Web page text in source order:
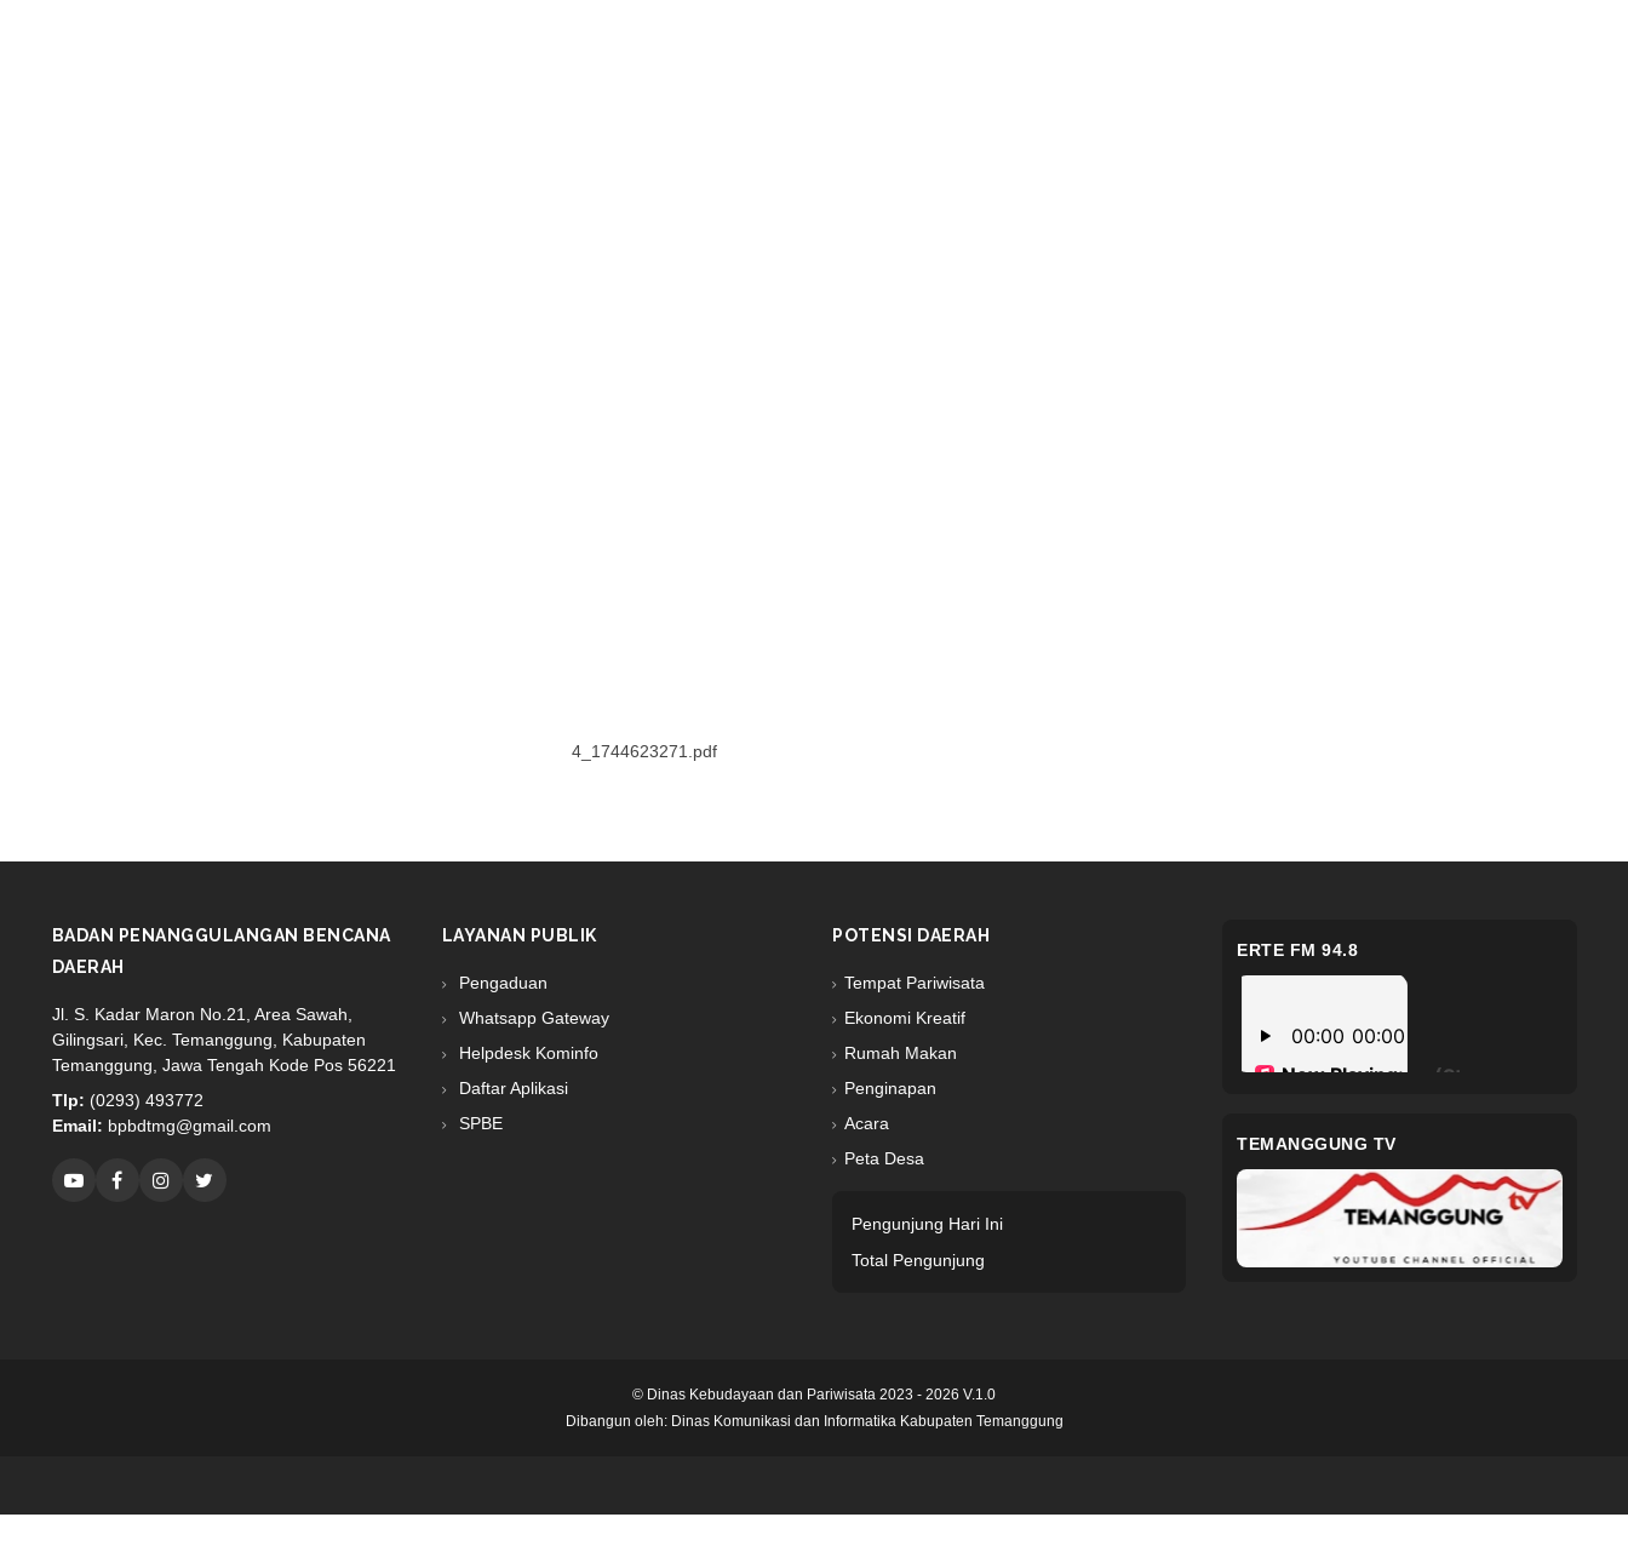
4_1744623271.pdf
BADAN PENANGGULANGAN BENCANA
DAERAH
Jl. S. Kadar Maron No.21, Area Sawah,
Gilingsari, Kec. Temanggung, Kabupaten
Temanggung, Jawa Tengah Kode Pos 56221
Tlp: (0293) 493772
Email: bpbdtmg@gmail.com
LAYANAN PUBLIK
Pengaduan
Whatsapp Gateway
Helpdesk Kominfo
Daftar Aplikasi
SPBE
POTENSI DAERAH
Tempat Pariwisata
Ekonomi Kreatif
Rumah Makan
Penginapan
Acara
Peta Desa
Pengunjung Hari Ini
Total Pengunjung
ERTE FM 94.8
TEMANGGUNG TV
© Dinas Kebudayaan dan Pariwisata 2023 - 2026 V.1.0
Dibangun oleh: Dinas Komunikasi dan Informatika Kabupaten Temanggung